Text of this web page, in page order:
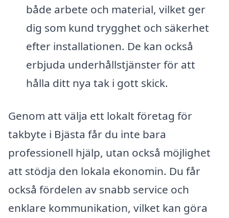
både arbete och material, vilket ger
dig som kund trygghet och säkerhet
efter installationen. De kan också
erbjuda underhållstjänster för att
hålla ditt nya tak i gott skick.
Genom att välja ett lokalt företag för
takbyte i Bjästa får du inte bara
professionell hjälp, utan också möjlighet
att stödja den lokala ekonomin. Du får
också fördelen av snabb service och
enklare kommunikation, vilket kan göra